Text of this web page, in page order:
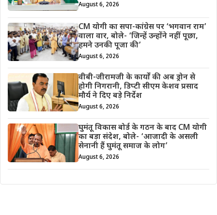
August 6, 2026
CM योगी का सपा-कांग्रेस पर ‘भगवान राम’
वाला वार, बोले- ‘जिन्हें उन्होंने नहीं पूछा,
हमने उनकी पूजा की’
August 6, 2026
वीबी-जीरामजी के कार्यों की अब ड्रोन से
होगी निगरानी, डिप्टी सीएम केशव प्रसाद
मौर्य ने दिए बड़े निर्देश
August 6, 2026
घुमंतू विकास बोर्ड के गठन के बाद CM योगी
का बड़ा संदेश, बोले- ‘आजादी के असली
सेनानी हैं घुमंतू समाज के लोग’
August 6, 2026